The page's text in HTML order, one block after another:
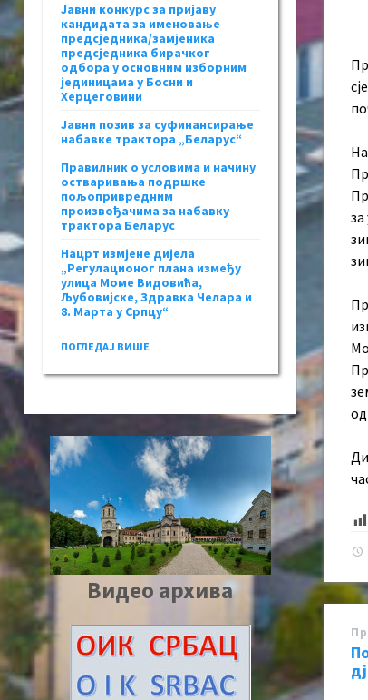
Јавни конкурс за пријаву
кандидата за именовање
предсједника/замјеника
предсједника бирачког
одбора у основним изборним
јединицама у Босни и
Херцеговини
Јавни позив за суфинансирање
набавке трактора „Беларус“
Правилник о условима и начину
остваривања подршке
пољопривредним
произвођачима за набавку
трактора Беларус
Нацрт измјене дијела
„Регулационог плана између
улица Моме Видовића,
Љубовијске, Здравка Челара и
8. Марта у Српцу“
ПОГЛЕДАЈ ВИШЕ
Видео архива